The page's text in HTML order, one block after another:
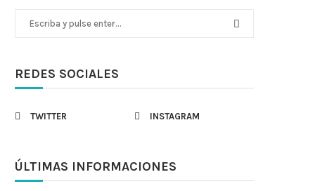
REDES SOCIALES
TWITTER INSTAGRAM
ÚLTIMAS INFORMACIONES